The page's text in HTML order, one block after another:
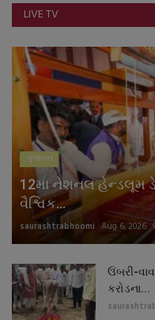
LIVE TV
ગુજરાત
12મા નેશનલ હેન્ડલૂમ ડે
વૈશ્વિક...
saurashtrabhoomi Aug 6, 2026
ઉંબરી-
કરોડના...